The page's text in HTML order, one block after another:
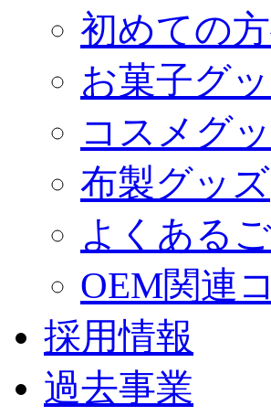
初めての
お菓子グ
コスメグ
布製グッズ
よくある
OEM関連
採用情報
過去事業